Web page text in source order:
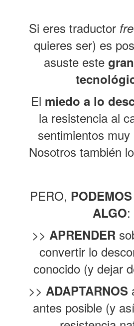
Si eres traductor
quieres ser) es
asuste este
El miedo a lo
la resistencia al
sentimientos muy
Nosotros también
PERO,
ALGO:
>> APRENDER
convertir lo
conocido (y dejar
>> ADAPTARNOS
antes posible (y